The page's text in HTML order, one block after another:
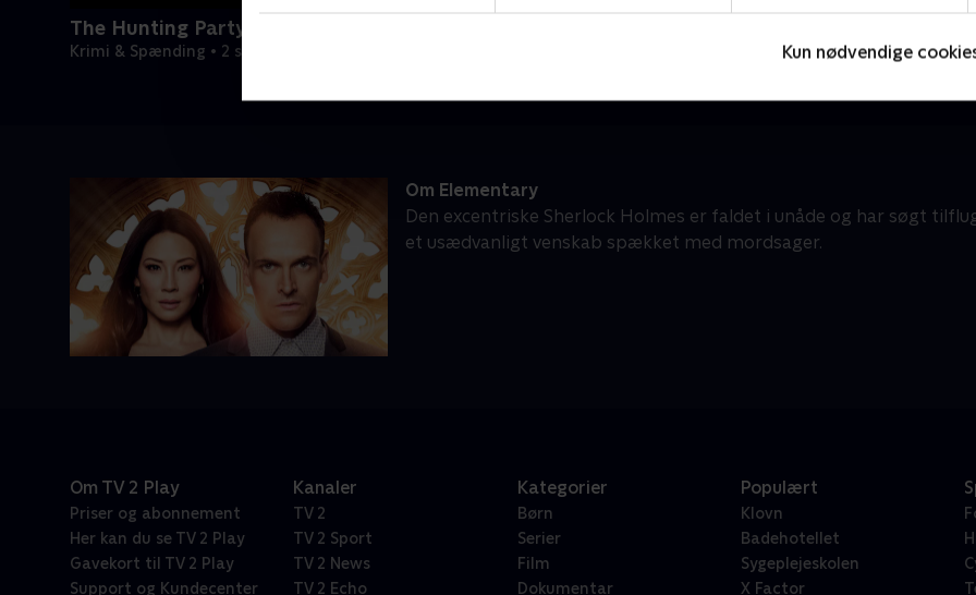
Kun nødvendige
The Hunting Party
Krimi & Spænding • 2 sæsoner
Om Elementary
Den excentriske Sherlock Holmes er faldet i unåde og har søgt
et usædvanligt venskab spækket med mordsager.
Om TV 2 Play
Priser og abonnement
Her kan du se TV 2 Play
Gavekort til TV 2 Play
Support og Kundecenter
Kanaler
TV 2
TV 2 Sport
TV 2 News
TV 2 Echo
Kategorier
Børn
Serier
Film
Dokumentar
Populært
Klovn
Badehotellet
Sygeplejeskolen
X Factor